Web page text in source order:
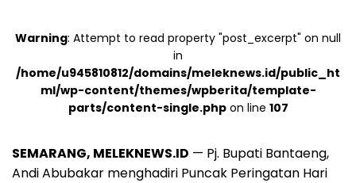
Warning: Attempt to read property "post_excerpt" on null
in
/home/u945810812/domains/meleknews.id/public_ht
ml/wp-content/themes/wpberita/template-
parts/content-single.phpon line 107
SEMARANG, MELEKNEWS.ID — Pj. Bupati Bantaeng,
Andi Abubakar menghadiri Puncak Peringatan Hari